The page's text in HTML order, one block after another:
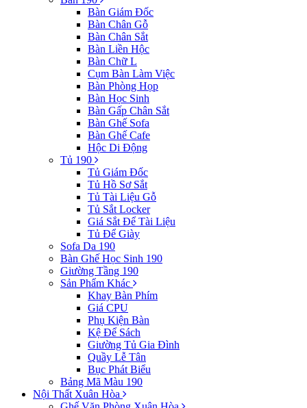
Bàn Giám Đốc
Bàn Chân Gỗ
Bàn Chân Sắt
Bàn Liền Hộc
Bàn Chữ L
Cụm Bàn Làm Việc
Bàn Phòng Họp
Bàn Học Sinh
Bàn Gấp Chân Sắt
Bàn Ghế Sofa
Bàn Ghế Cafe
Hộc Di Động
Tủ 190
Tủ Giám Đốc
Tủ Hồ Sơ Sắt
Tủ Tài Liệu Gỗ
Tủ Sắt Locker
Giá Sắt Để Tài Liệu
Tủ Để Giày
Sofa Da 190
Bàn Ghế Học Sinh 190
Giường Tầng 190
Sản Phẩm Khác
Khay Bàn Phím
Giá CPU
Phụ Kiện Bàn
Kệ Để Sách
Giường Tủ Gia Đình
Quầy Lễ Tân
Bục Phát Biểu
Bảng Mã Màu 190
Nội Thất Xuân Hòa